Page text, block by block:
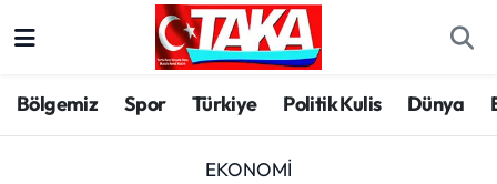
Bölgemiz Spor Türkiye Politik Kulis Dünya
EKONOMI
Spor
Trabzon Hava Durumu